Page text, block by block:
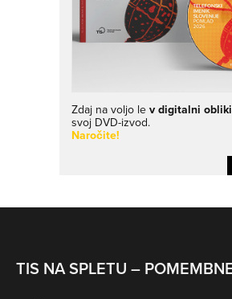
Zdaj na voljo lev digitalni obliki
svoj DVD-izvod.
Naročite!
TIS NA SPLETU –